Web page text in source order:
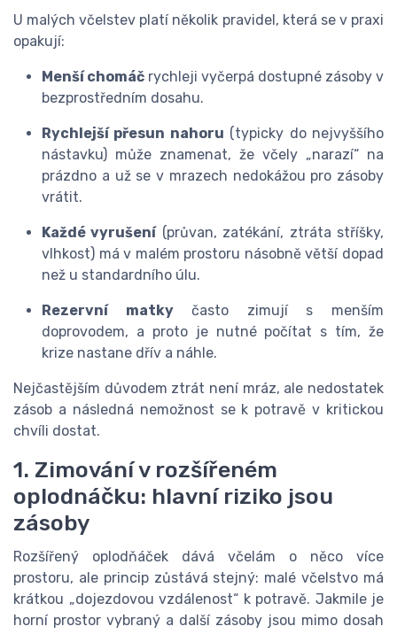
U malých včelstev platí několik pravidel, která se v praxi
opakují:
Menší chomáč rychleji vyčerpá dostupné zásoby v
bezprostředním dosahu.
Rychlejší přesun nahoru (typicky do nejvyššího
nástavku) může znamenat, že včely „narazí“ na
prázdno a už se v mrazech nedokážou pro zásoby
vrátit.
Každé vyrušení(průvan, zatékání, ztráta stříšky,
vlhkost) má v malém prostoru násobně větší dopad
než u standardního úlu.
Rezervní matkyčasto zimují s menším
doprovodem, a proto je nutné počítat s tím, že
krize nastane dřív a náhle.
Nejčastějším důvodem ztrát není mráz, ale nedostatek
zásob a následná nemožnost se k potravě v kritickou
chvíli dostat.
1. Zimování v rozšířeném
oplodnáčku: hlavní riziko jsou
zásoby
Rozšířený oplodňáček dává včelám o něco více
prostoru, ale princip zůstává stejný: malé včelstvo má
krátkou „dojezdovou vzdálenost“ k potravě. Jakmile je
horní prostor vybraný a další zásoby jsou mimo dosah